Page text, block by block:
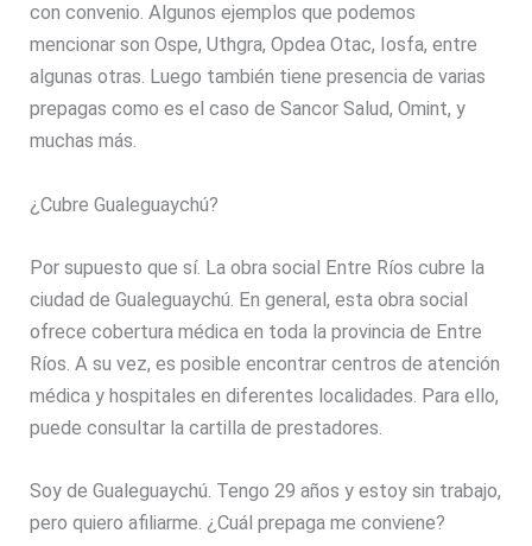
con convenio. Algunos ejemplos que podemos
mencionar son Ospe, Uthgra, Opdea Otac, Iosfa, entre
algunas otras. Luego también tiene presencia de varias
prepagas como es el caso de Sancor Salud, Omint, y
muchas más.
¿Cubre Gualeguaychú?
Por supuesto que sí. La obra social Entre Ríos cubre la
ciudad de Gualeguaychú. En general, esta obra social
ofrece cobertura médica en toda la provincia de Entre
Ríos. A su vez, es posible encontrar centros de atención
médica y hospitales en diferentes localidades. Para ello,
puede consultar la cartilla de prestadores.
Soy de Gualeguaychú. Tengo 29 años y estoy sin trabajo,
pero quiero afiliarme. ¿Cuál prepaga me conviene?